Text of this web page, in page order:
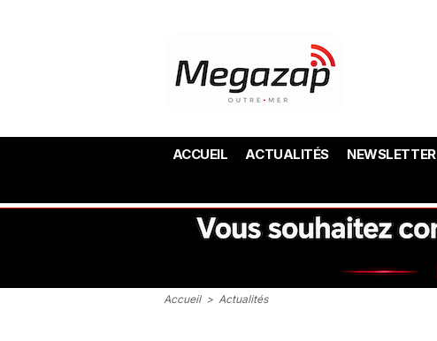
ACCUEIL ACTUALITÉS NEWSLETTER
Accueil > Actualités